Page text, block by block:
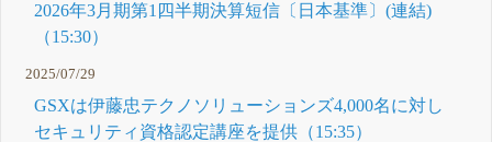
2026年3月期第1四半期決算短信〔日本基準〕(連結)
（15:30）
2025/07/29
GSXは伊藤忠テクノソリューションズ4,000名に対し
セキュリティ資格認定講座を提供（15:35）